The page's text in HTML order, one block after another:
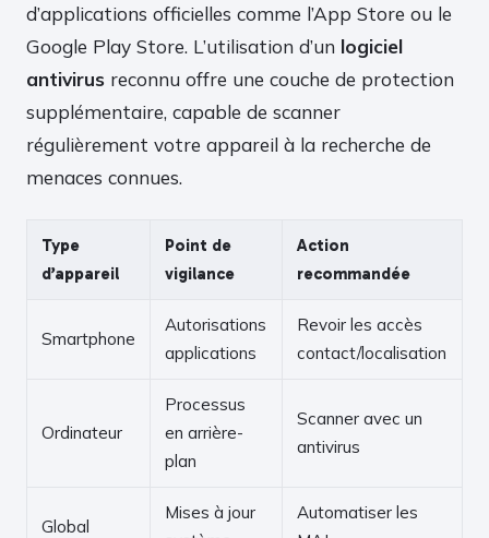
d’applications officielles comme l’App Store ou le
Google Play Store. L’utilisation d’un logiciel
antivirus reconnu offre une couche de protection
supplémentaire, capable de scanner
régulièrement votre appareil à la recherche de
menaces connues.
Type
d’appareil
Point de
vigilance
Action
recommandée
Smartphone
Autorisations
applications
Revoir les accès
contact/localisation
Ordinateur
Processus
en arrière-
plan
Scanner avec un
antivirus
Global
Mises à jour
Automatiser les